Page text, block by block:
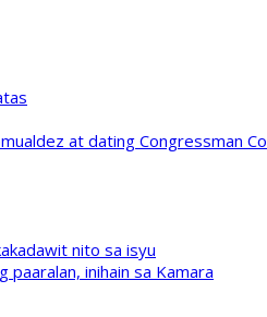
at dating Congressman Co
nito sa isyu
inihain sa Kamara